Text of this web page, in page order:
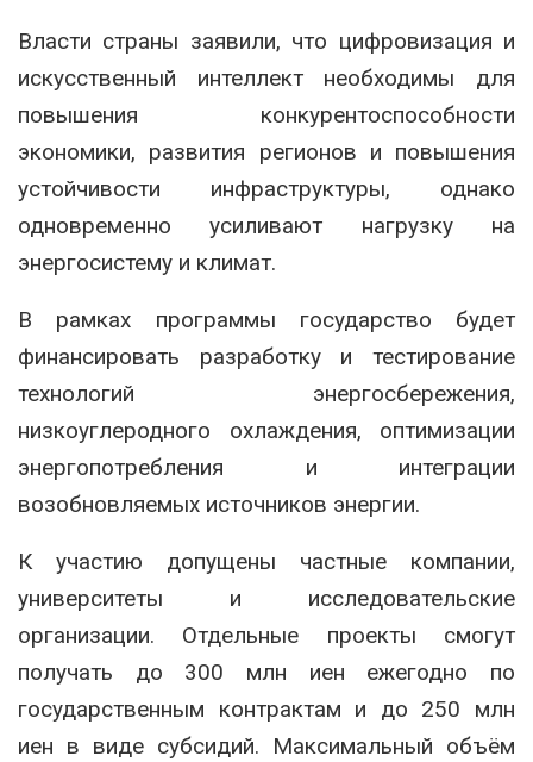
Власти страны заявили, что цифровизация и
искусственный интеллект необходимы для
повышения конкурентоспособности
экономики, развития регионов и повышения
устойчивости инфраструктуры, однако
одновременно усиливают нагрузку на
энергосистему и климат.
В рамках программы государство будет
финансировать разработку и тестирование
технологий энергосбережения,
низкоуглеродного охлаждения, оптимизации
энергопотребления и интеграции
возобновляемых источников энергии.
К участию допущены частные компании,
университеты и исследовательские
организации. Отдельные проекты смогут
получать до 300 млн иен ежегодно по
государственным контрактам и до 250 млн
иен в виде субсидий. Максимальный объём